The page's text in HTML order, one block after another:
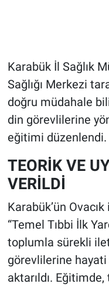
Karabük İl Sağlık
Sağlığı Merkezi
doğru müdahale
din görevlilerine
eğitimi düzenlendi.
TEORİK VE
VERİLDİ
Karabük’ün
“Temel Tıbbi İlk
toplumla sürekli
görevlilerine
aktarıldı.